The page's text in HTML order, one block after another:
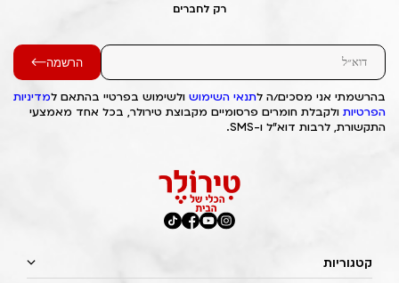
רק לחברים
הרשמה
בהרשמתי אני מסכים/ה לתנאי השימוש ולשימוש בפרטיי בהתאם למדיניות
הפרטיות ולקבלת חומרים פרסומיים מקבוצת טירולר, בכל אחד מאמצעי
התקשורת, לרבות דוא"ל ו-SMS.
קטגוריות